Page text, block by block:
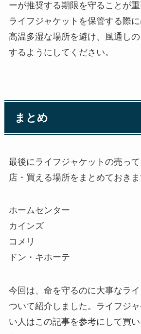
ーが推奨する期限を守ることが重
ライフジャケットを保管する際
高温多湿な場所を避け、風通し
するようにしてください。
まとめ
最後にライフジャケットの売っ
店・買える場所をまとめておきま
ホームセンター
カインズ
コメリ
ドン・キホーテ
今回は、命を守るのに大事なラ
ついて紹介しました。ライフジ
い人はこの記事を参考にして買